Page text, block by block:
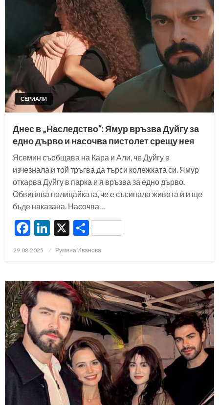
СЕРИАЛИ
Днес в „Наследство“: Ямур връзва Дуйгу за
едно дърво и насочва пистолет срещу нея
Ясемин съобщава на Кара и Али, че Дуйгу е
изчезнала и той тръгва да търси колежката си. Ямур
откарва Дуйгу в парка и я връзва за едно дърво.
Обвинява полицайката, че е съсипала живота й и ще
бъде наказана. Насочва…
Facebook
LinkedIn
X Share
Posted
29.08.2025 Румяна Иванова